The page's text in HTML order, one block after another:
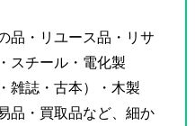
品・リユース品・リサ
スチール・電化製
雑誌・古本）・木製
品・買取品など、細か